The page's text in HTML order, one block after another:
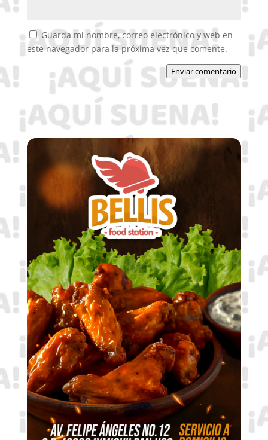
Guarda mi nombre, correo electrónico y web en
este navegador para la próxima vez que comente.
Enviar comentario